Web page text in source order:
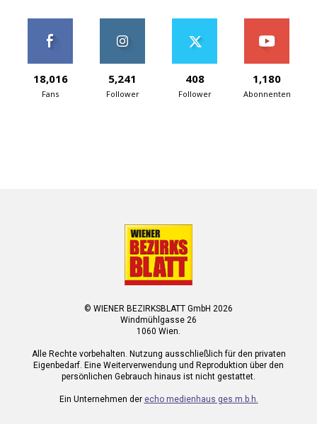
18,016
Fans
5,241
Follower
408
Follower
1,180
Abonnenten
© WIENER BEZIRKSBLATT GmbH 2026
Windmühlgasse 26
1060 Wien.
Alle Rechte vorbehalten. Nutzung ausschließlich für den privaten
Eigenbedarf. Eine Weiterverwendung und Reproduktion über den
persönlichen Gebrauch hinaus ist nicht gestattet.
Ein Unternehmen der echo medienhaus ges.m.b.h.